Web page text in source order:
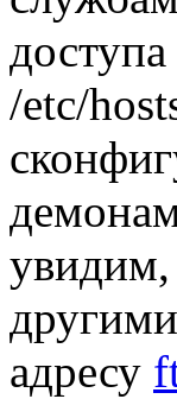
/etc/
увидим,
адресу